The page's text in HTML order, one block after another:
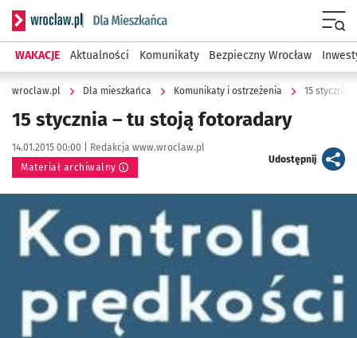
Serwis informacyjny wroclaw.pl podserwis: Dla mieszkańca
WAKACJE Aktualności Komunikaty Bezpieczny Wrocław
wroclaw.pl Dla mieszkańca Komunikaty i ostrzeżenia 15 stycznia
15 stycznia – tu stoją fotoradary
Data publikacji:
14.01.2015 00:00 | Autor:
Redakcja www.wroclaw.pl
Materiał archiwalny
Udostępnijartykuł